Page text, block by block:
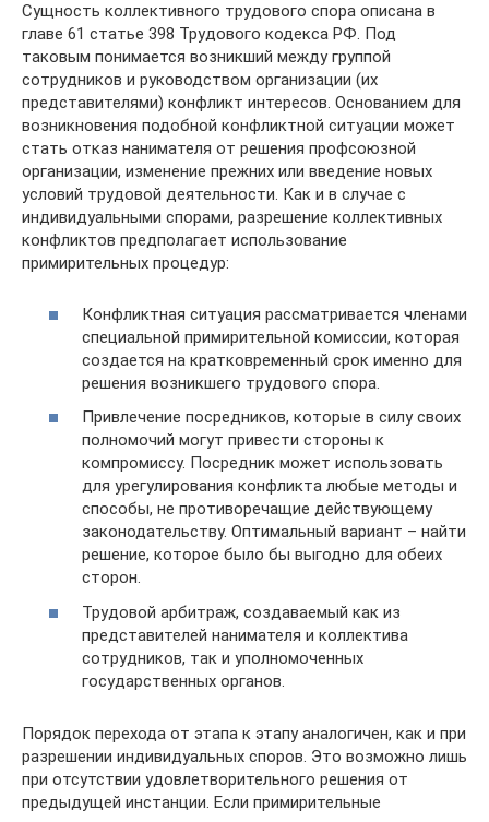
Сущность коллективного трудового спора описана в
главе 61 статье 398 Трудового кодекса РФ. Под
таковым понимается возникший между группой
сотрудников и руководством организации (их
представителями) конфликт интересов. Основанием для
возникновения подобной конфликтной ситуации может
стать отказ нанимателя от решения профсоюзной
организации, изменение прежних или введение новых
условий трудовой деятельности. Как и в случае с
индивидуальными спорами, разрешение коллективных
конфликтов предполагает использование
примирительных процедур:
Конфликтная ситуация рассматривается членами
специальной примирительной комиссии, которая
создается на кратковременный срок именно для
решения возникшего трудового спора.
Привлечение посредников, которые в силу своих
полномочий могут привести стороны к
компромиссу. Посредник может использовать
для урегулирования конфликта любые методы и
способы, не противоречащие действующему
законодательству. Оптимальный вариант – найти
решение, которое было бы выгодно для обеих
сторон.
Трудовой арбитраж, создаваемый как из
представителей нанимателя и коллектива
сотрудников, так и уполномоченных
государственных органов.
Порядок перехода от этапа к этапу аналогичен, как и при
разрешении индивидуальных споров. Это возможно лишь
при отсутствии удовлетворительного решения от
предыдущей инстанции. Если примирительные